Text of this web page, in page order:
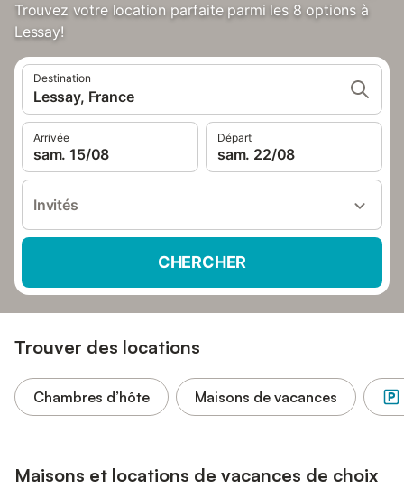
Trouvez votre location parfaite parmi les 8 options à
Lessay!
Destination
Lessay, France
Arrivée
sam. 15/08
Départ
sam. 22/08
Invités
CHERCHER
Trouver des locations
Chambres d’hôte Maisons de vacances
Maisons et locations de vacances de choix